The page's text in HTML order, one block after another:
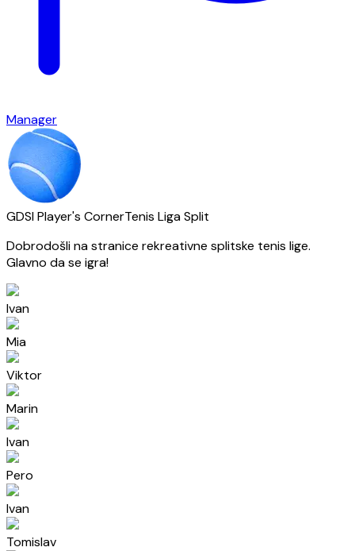
Manager
GDSI Player's CornerTenis Liga Split
Dobrodošli na stranice rekreativne splitske tenis lige.
Glavno da se igra!
Ivan
Mia
Viktor
Marin
Ivan
Pero
Ivan
Tomislav